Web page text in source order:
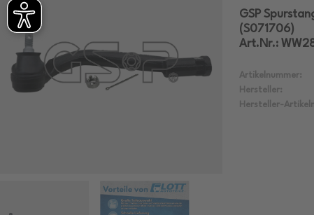
GSP
(S071706)
Art.Nr.:
Artikelnummer:
Hersteller:
Hersteller-